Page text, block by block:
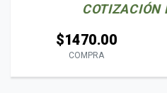
COTIZACIÓN
$1470.00
COMPRA